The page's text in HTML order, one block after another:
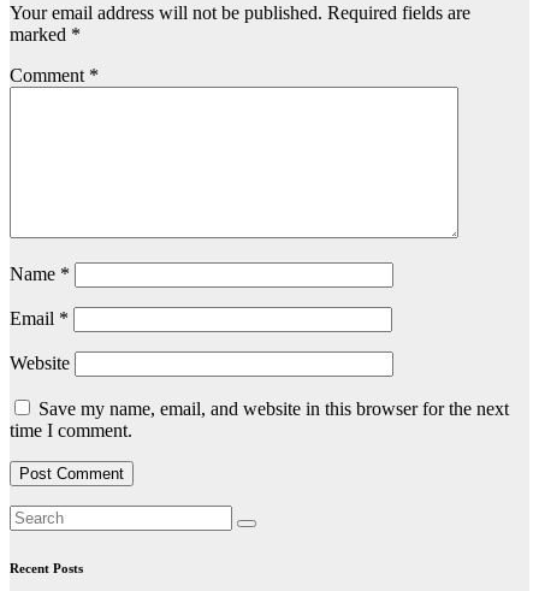
Your email address will not be published. Required fields are
marked *
Comment *
Name *
Email *
Website
Save my name, email, and website in this browser for the next
time I comment.
Recent Posts